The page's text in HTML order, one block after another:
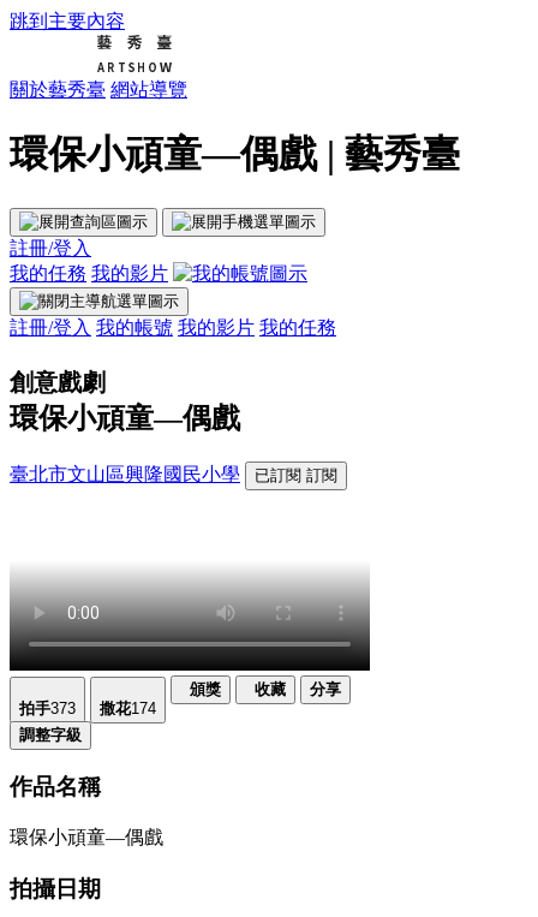
跳到主要內容
關於藝秀臺 網站導覽
環保小頑童—偶戲 | 藝秀臺
註冊/登入
我的任務 我的影片
註冊/登入 我的帳號 我的影片 我的任務
創意戲劇
環保小頑童—偶戲
臺北市文山區興隆國民小學 已訂閱 訂閱
拍手373 撒花174
頒獎 收藏 分享
調整字級
作品名稱
環保小頑童—偶戲
拍攝日期